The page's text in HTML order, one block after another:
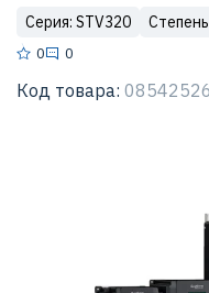
Серия: STV320
0 0
Код товара: